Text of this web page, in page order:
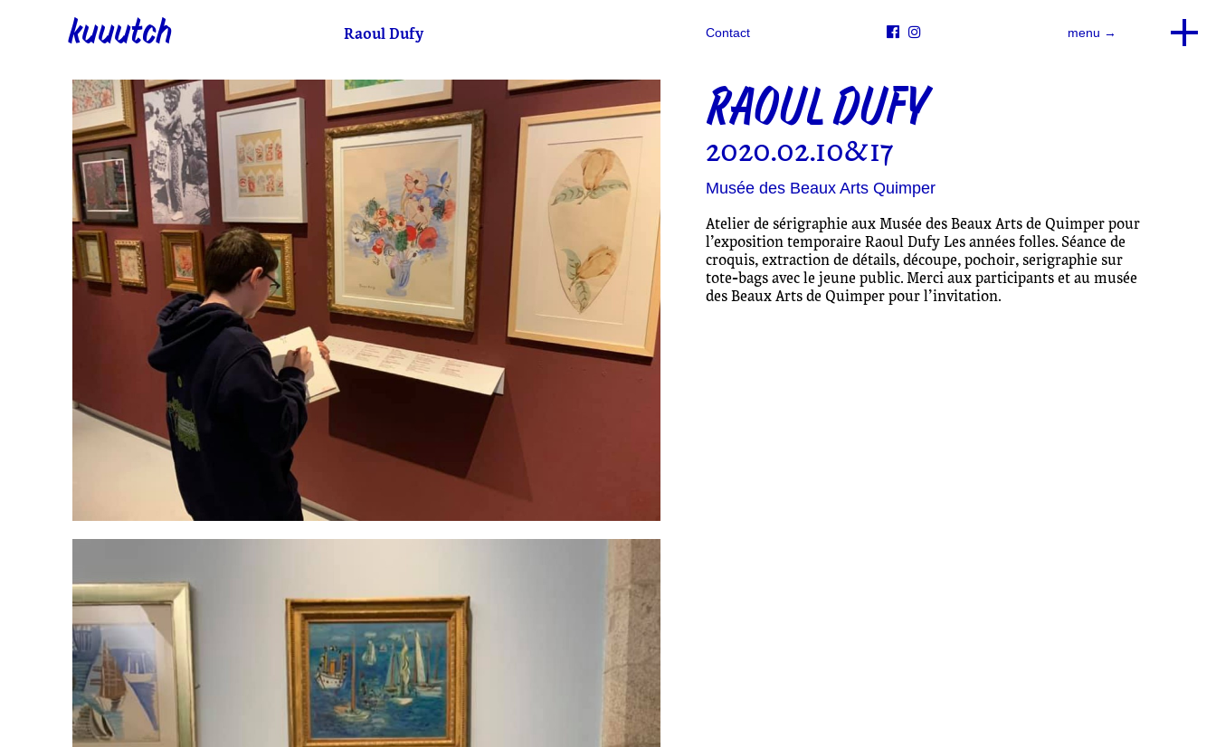
kuuutch Contact   menu →
Raoul Dufy
RAOUL DUFY
2020.02.10&17
Musée des Beaux Arts Quimper
Atelier de sérigraphie aux Musée des Beaux Arts de Quimper pour
l’exposition temporaire Raoul Dufy Les années folles. Séance de
croquis, extraction de détails, découpe, pochoir, serigraphie sur
tote-bags avec le jeune public. Merci aux participants et au musée
des Beaux Arts de Quimper pour l’invitation.